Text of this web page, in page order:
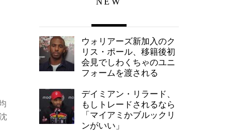
ウォリアーズ新加入のク
リス・ポール、移籍後初
会見でしわくちゃのユニ
フォームを渡される
デイミアン・リラード、
もしトレードされるなら
「マイアミかブルックリ
ンがいい」